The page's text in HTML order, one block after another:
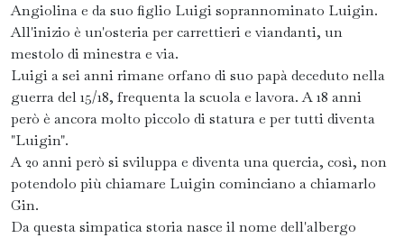
Angiolina e da suo figlio Luigi soprannominato Luigin.
All'inizio è un'osteria per carrettieri e viandanti, un
mestolo di minestra e via.
Luigi a sei anni rimane orfano di suo papà deceduto nella
guerra del 15/18, frequenta la scuola e lavora. A 18 anni
però è ancora molto piccolo di statura e per tutti diventa
"Luigin".
A 20 anni però si sviluppa e diventa una quercia, così, non
potendolo più chiamare Luigin cominciano a chiamarlo
Gin.
Da questa simpatica storia nasce il nome dell'albergo